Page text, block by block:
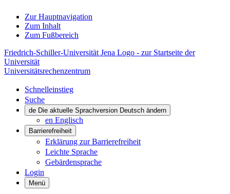
Zur Hauptnavigation
Zum Inhalt
Zum Fußbereich
Friedrich-Schiller-Universität Jena Logo - zur Startseite der
Universität
Universitätsrechenzentrum
Schnelleinstieg
Suche
de Die aktuelle Sprachversion Deutsch ändern
en Englisch
Barrierefreiheit
Erklärung zur Barrierefreiheit
Leichte Sprache
Gebärdensprache
Login
Menü